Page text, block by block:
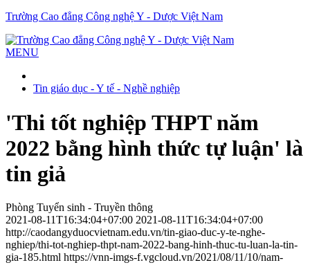
Trường Cao đẳng Công nghệ Y - Dược Việt Nam
MENU
Tin giáo dục - Y tế - Nghề nghiệp
'Thi tốt nghiệp THPT năm
2022 bằng hình thức tự luận' là
tin giả
Phòng Tuyển sinh - Truyền thông
2021-08-11T16:34:04+07:00 2021-08-11T16:34:04+07:00
http://caodangyduocvietnam.edu.vn/tin-giao-duc-y-te-nghe-
nghiep/thi-tot-nghiep-thpt-nam-2022-bang-hinh-thuc-tu-luan-la-tin-
gia-185.html https://vnn-imgs-f.vgcloud.vn/2021/08/11/10/nam-